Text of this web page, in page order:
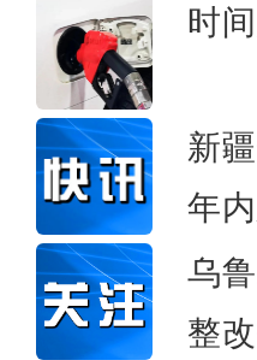
时
新
年
乌
整